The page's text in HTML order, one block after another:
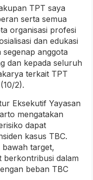
TPT saya
serta semua
organisasi profesi
dan edukasi
anggota
dan kepada seluruh
terkait TPT
2).
Eksekutif Yayasan
mengatakan
dapat
kasus TBC.
bawah target,
berkontribusi dalam
beban TBC